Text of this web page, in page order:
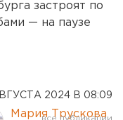
застроят по
— на паузе
2024 В 08:09
Мария Трускова